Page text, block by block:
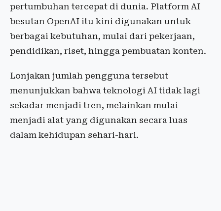
pertumbuhan tercepat di dunia. Platform AI
besutan OpenAI itu kini digunakan untuk
berbagai kebutuhan, mulai dari pekerjaan,
pendidikan, riset, hingga pembuatan konten.
Lonjakan jumlah pengguna tersebut
menunjukkan bahwa teknologi AI tidak lagi
sekadar menjadi tren, melainkan mulai
menjadi alat yang digunakan secara luas
dalam kehidupan sehari-hari.